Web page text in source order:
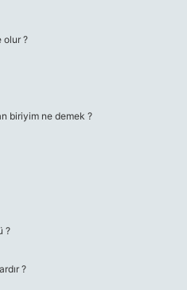
olur ?
biriyim ne demek ?
?
?